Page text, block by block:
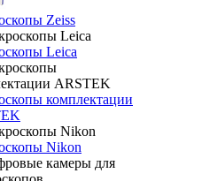
Zeiss
Leica
комплектации
Nikon